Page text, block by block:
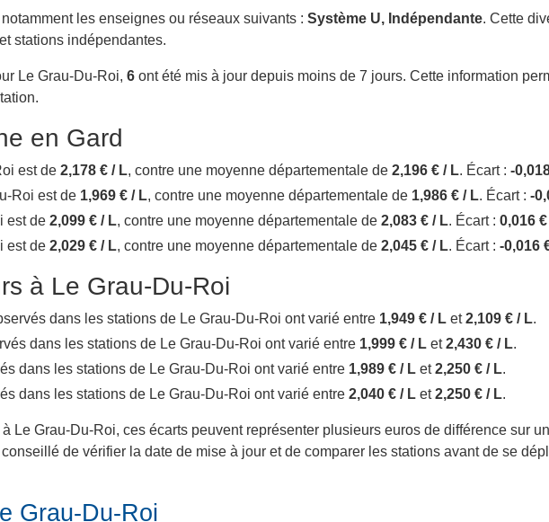
les enseignes ou réseaux suivants : Système U, Indépendante. Cette
stations indépendantes.
Le Grau-Du-Roi, 6 ont été mis à jour depuis moins de 7 jours. Cette information
en Gard
est de 2,178 € / L, contre une moyenne départementale de 2,196 € / L. Écart : -
Roi est de 1,969 € / L, contre une moyenne départementale de 1,986 € / L. Écart : -
est de 2,099 € / L, contre une moyenne départementale de 2,083 € / L. Écart : 0,016
est de 2,029 € / L, contre une moyenne départementale de 2,045 € / L. Écart : -0,016
à Le Grau-Du-Roi
dans les stations de Le Grau-Du-Roi ont varié entre 1,949 € / L et2,109 € / L.
dans les stations de Le Grau-Du-Roi ont varié entre 1,999 € / L et2,430 € / L.
dans les stations de Le Grau-Du-Roi ont varié entre 1,989 € / L et2,250 € / L.
dans les stations de Le Grau-Du-Roi ont varié entre 2,040 € / L et2,250 € / L.
Le Grau-Du-Roi, ces écarts peuvent représenter plusieurs euros de différence sur
de vérifier la date de mise à jour et de comparer les stations avant de se
Grau-Du-Roi